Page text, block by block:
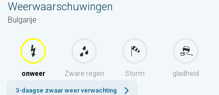
Weerwaarschuwingen
Bulgarije
onweer Zware regen Storm gladheid
3-daagse zwaar weer verwachting